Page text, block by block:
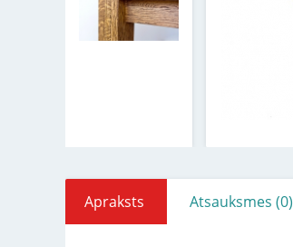
Apraksts Atsauksmes (0)